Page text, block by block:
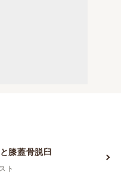
膝蓋骨脱臼
ト